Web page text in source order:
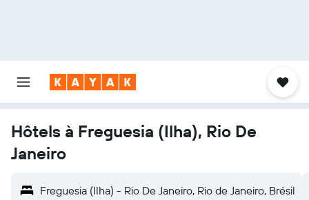
Hôtels à Freguesia (Ilha), Rio De
Janeiro
Freguesia (Ilha) - Rio De Janeiro, Rio de Janeiro, Brésil